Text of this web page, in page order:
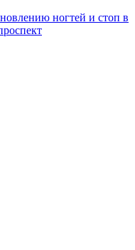
ногтей и стоп в